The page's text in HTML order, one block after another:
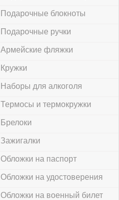
Подарочные блокноты
Подарочные ручки
Армейские фляжки
Кружки
Наборы для алкоголя
Термосы и термокружки
Брелоки
Зажигалки
Обложки на паспорт
Обложки на удостоверения
Обложки на военный билет